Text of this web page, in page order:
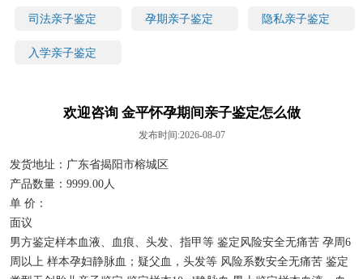
司法亲子鉴定 孕期亲子鉴定 隐私亲子鉴定
入学亲子鉴定
欢迎咨询 金平怀孕期间亲子鉴定怎么做
发布时间:2026-08-07
发货地址：广东省揭阳市榕城区
产品数量：9999.00人
单 价：
面议
男方鉴定样本血液、血痕、头发、指甲等 鉴定风险安全无痛苦 孕周6
周以上 样本孕妇静脉血；疑父血，头发等 风险系数安全无痛苦 鉴定
无创胎儿亲子鉴定 司法亲子鉴定
孕期亲子鉴定